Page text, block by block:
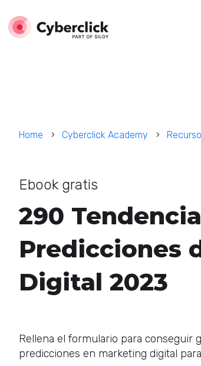
Home Cyberclick Academy
Ebook gratis
290
Predicciones
Digital 2023
Rellena el formulario para conseguir
predicciones en marketing digital